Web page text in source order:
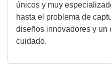
únicos y muy
hasta el problema de
diseños innovadores y un
cuidado.